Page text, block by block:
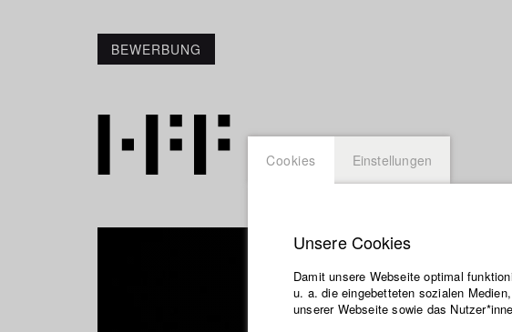
BEWERBUNG
Cookies Einstellungen
Unsere Cookies
Damit unsere Webseite optimal
u. a. die eingebetteten sozialen
unserer Webseite sowie das